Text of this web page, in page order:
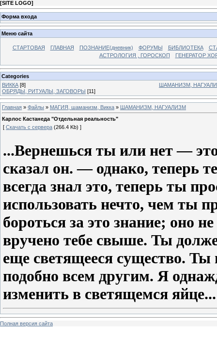
[SITE LOGO]
Форма входа
Меню сайта
СТАРТОВАЯ ГЛАВНАЯ ПОЗНАНИЕ(дневник) ФОРУМЫ БИБЛИОТЕКА
АСТРОЛОГИЯ , ГОРОСКОП
ГЕНЕРАТОР
Categories
ВИККА [8]
ШАМАНИЗМ,
ОБРЯДЫ, РИТУАЛЫ, ЗАГОВОРЫ [11]
Главная » Файлы » МАГИЯ, шаманизм, Викка » ШАМАНИЗМ, НАГУАЛИЗМ
Карлос Кастанеда "Отдельная реальность"
[ Скачать с сервера (266.4 Kb) ]
...Вернешься ты или нет —
сказал он. — однако, теперь
всегда знал это, теперь ты
использовать нечто, чем ты
бороться за это знание; оно
вручено тебе свыше. Ты
еще светящееся существо. Ты
подобно всем другим. Я
изменить в светящемся яйце...
Полная версия сайта